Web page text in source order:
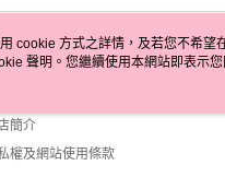
我們
簡介
權及網站使用條款
cookie 方式之詳情，及若您不希
聲明。您繼續使用本網站即表示